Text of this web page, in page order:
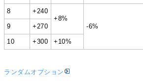
8
+240
+8%
-6%
9
+270
10
+300 +10%
ランダムオプション